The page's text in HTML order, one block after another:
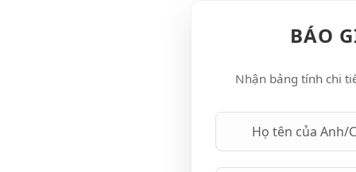
BÁO
Nhận bảng tính chi